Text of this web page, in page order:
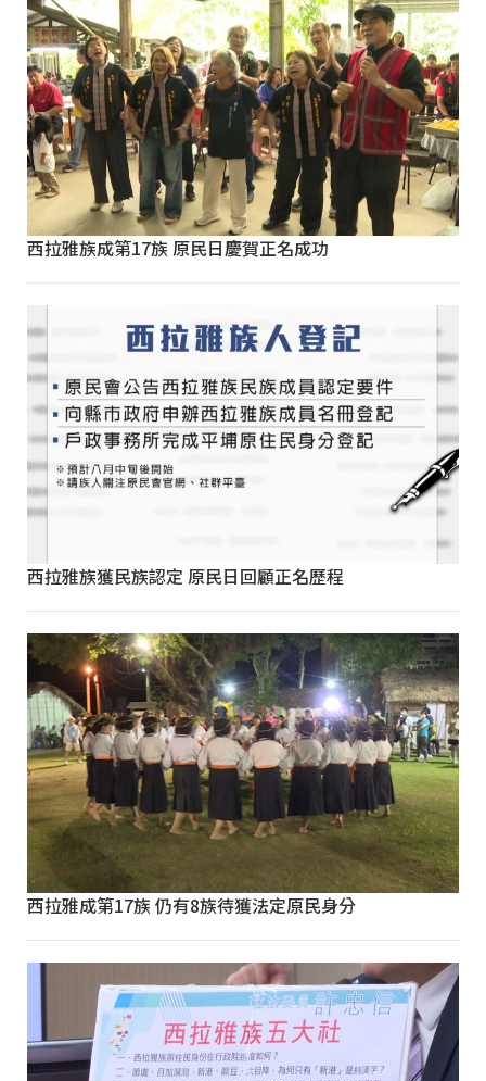
西拉雅族成第17族 原民日慶賀正名成功
西拉雅族獲民族認定 原民日回顧正名歷程
西拉雅成第17族 仍有8族待獲法定原民身分